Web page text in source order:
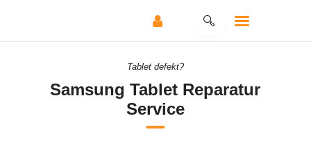
HOME
REPARATUR –
Tablet defekt?
Samsung Tablet Reparatur
Service